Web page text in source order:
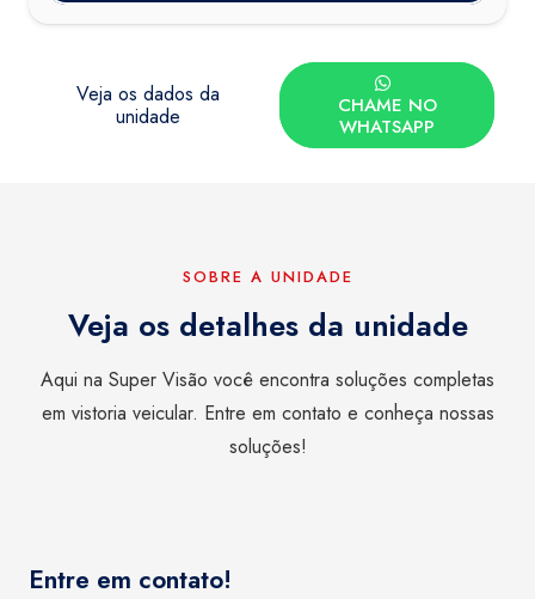
Veja os dados da
unidade
CHAME NO
WHATSAPP
SOBRE A UNIDADE
Veja os detalhes da unidade
Aqui na Super Visão você encontra soluções completas
em vistoria veicular. Entre em contato e conheça nossas
soluções!
Entre em contato!